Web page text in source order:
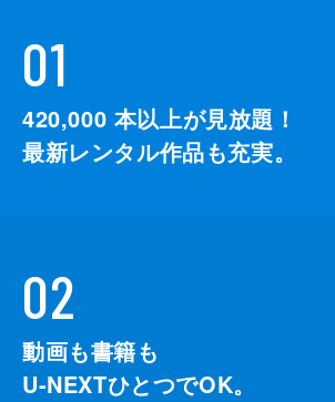
01
420,000 本以上が見放題！
最新レンタル作品も充実。
02
動画も書籍も
U-NEXTひとつでOK。